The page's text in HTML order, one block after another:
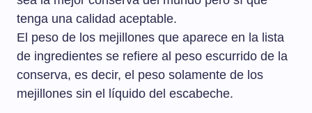
tenga una calidad aceptable.
El peso de los mejillones que aparece en la lista
de ingredientes se refiere al peso escurrido de la
conserva, es decir, el peso solamente de los
mejillones sin el líquido del escabeche.